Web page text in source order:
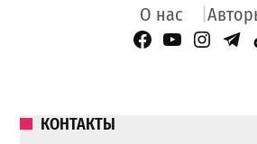
О нас
Facebook Page
YouTube
КОНТАКТЫ